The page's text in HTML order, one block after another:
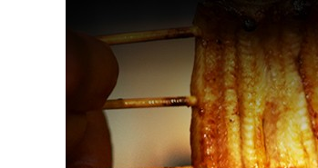
東京
のお
東京（麹町／半